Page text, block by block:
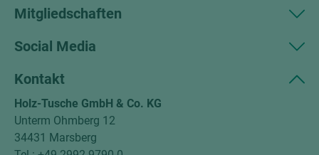
Mitgliedschaften
Social Media
Kontakt
Holz-Tusche GmbH & Co. KG
Unterm Ohmberg 12
34431 Marsberg